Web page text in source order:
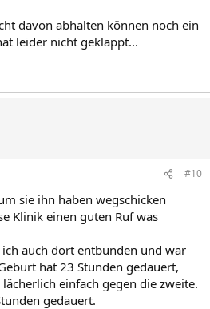
davon abhalten können noch ein
leider nicht geklappt...
#10
sie ihn haben wegschicken
Klinik einen guten Ruf was
auch dort entbunden und war
hat 23 Stunden gedauert,
einfach gegen die zweite.
gedauert.